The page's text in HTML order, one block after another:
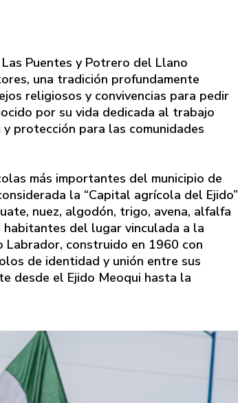
Puentes y Potrero del Llano
una tradición profundamente
religiosos y convivencias para pedir
por su vida dedicada al trabajo
protección para las comunidades
más importantes del municipio de
la “Capital agrícola del Ejido”
nuez, algodón, trigo, avena, alfalfa
habitantes del lugar vinculada a la
construido en 1960 con
de identidad y unión entre sus
desde el Ejido Meoqui hasta la